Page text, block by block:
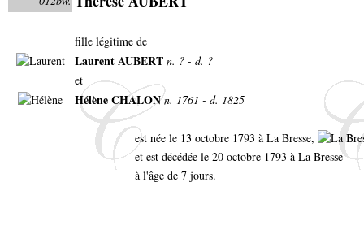
fille légitime de
Laurent AUBERT n. ? - d. ?
et
Hélène CHALONn. 1761 - d. 1825
est née le 13 octobre 1793 à La Bresse,
et est décédée le 20 octobre 1793 à La Bresse
à l'âge de 7 jours.